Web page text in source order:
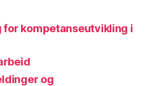
for kompetanseutvikling i
og